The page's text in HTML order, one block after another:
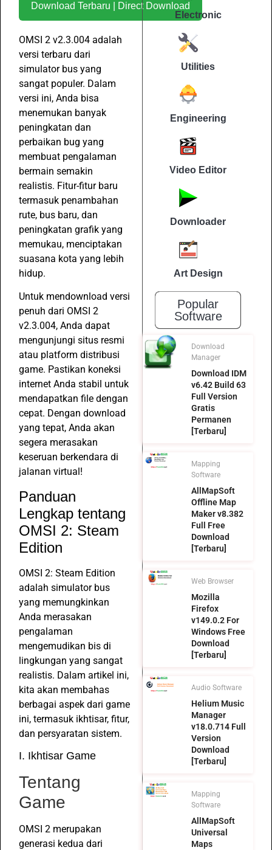
Download Terbaru | Direct Download
OMSI 2 v2.3.004 adalah
versi terbaru dari
simulator bus yang
sangat populer. Dalam
versi ini, Anda bisa
menemukan banyak
peningkatan dan
perbaikan bug yang
membuat pengalaman
bermain semakin
realistis. Fitur-fitur baru
termasuk penambahan
rute, bus baru, dan
peningkatan grafik yang
memukau, menciptakan
suasana kota yang lebih
hidup.
Untuk mendownload versi
penuh dari OMSI 2
v2.3.004, Anda dapat
mengunjungi situs resmi
atau platform distribusi
game. Pastikan koneksi
internet Anda stabil untuk
mendapatkan file dengan
cepat. Dengan download
yang tepat, Anda akan
segera merasakan
keseruan berkendara di
jalanan virtual!
Panduan
Lengkap tentang
OMSI 2: Steam
Edition
OMSI 2: Steam Edition
adalah simulator bus
yang memungkinkan
Anda merasakan
pengalaman
mengemudikan bis di
lingkungan yang sangat
realistis. Dalam artikel ini,
kita akan membahas
berbagai aspek dari game
ini, termasuk ikhtisar, fitur,
dan persyaratan sistem.
I. Ikhtisar Game
Tentang
Game
OMSI 2 merupakan
generasi kedua dari
Electronic
Utilities
Engineering
Video Editor
Downloader
Art Design
Popular
Software
Download
Manager
Download IDM
v6.42 Build 63
Full Version
Gratis
Permanen
[Terbaru]
Mapping
Software
AllMapSoft
Offline Map
Maker v8.382
Full Free
Download
[Terbaru]
Web Browser
Mozilla
Firefox
v149.0.2 For
Windows Free
Download
[Terbaru]
Audio Software
Helium Music
Manager
v18.0.714 Full
Version
Download
[Terbaru]
Mapping
Software
AllMapSoft
Universal
Maps